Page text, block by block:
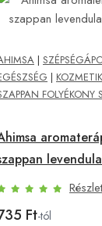
|
|
FOLYÉKONY
Ft-tól